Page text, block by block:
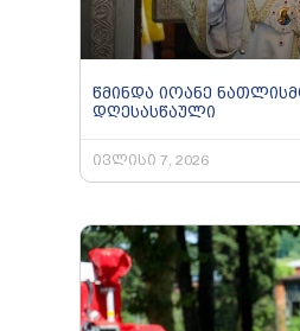
წმინდა იოანე
დღესასწაული
ივლისი 7, 2026